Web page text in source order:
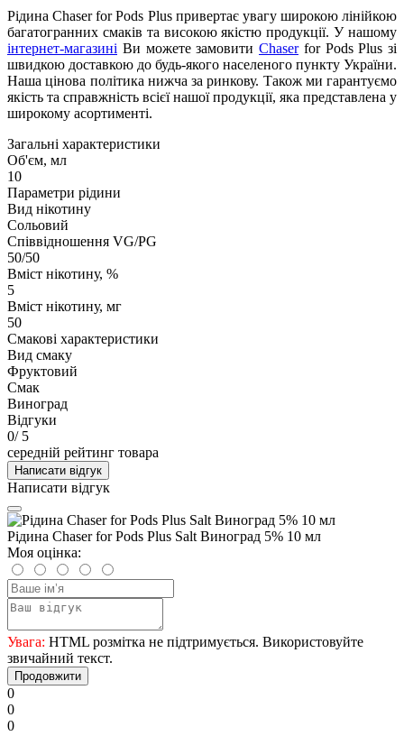
Рідина Chaser for Pods Plus привертає увагу широкою лінійкою
багатогранних смаків та високою якістю продукції. У нашому
інтернет-магазині Ви можете замовити Chaserfor Pods Plus зі
швидкою доставкою до будь-якого населеного пункту України.
Наша цінова політика нижча за ринкову. Також ми гарантуємо
якість та справжність всієї нашої продукції, яка представлена у
широкому асортименті.
Загальні характеристики
Об'єм, мл
10
Параметри рідини
Вид нікотину
Сольовий
Співвідношення VG/PG
50/50
Вміст нікотину, %
5
Вміст нікотину, мг
50
Смакові характеристики
Вид смаку
Фруктовий
Смак
Виноград
Відгуки
0/ 5
середній рейтинг товара
Написати відгук
Написати відгук
Рідина Chaser for Pods Plus Salt Виноград 5% 10 мл
Моя оцінка:
Увага: HTML розмітка не підтримується. Використовуйте
звичайний текст.
Продовжити
0
0
0